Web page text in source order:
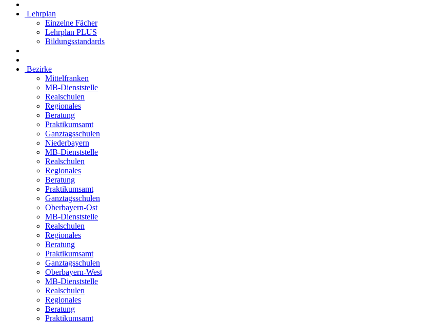
Lehrplan
Einzelne Fächer
Lehrplan PLUS
Bildungsstandards
Bezirke
Mittelfranken
MB-Dienststelle
Realschulen
Regionales
Beratung
Praktikumsamt
Ganztagsschulen
Niederbayern
MB-Dienststelle
Realschulen
Regionales
Beratung
Praktikumsamt
Ganztagsschulen
Oberbayern-Ost
MB-Dienststelle
Realschulen
Regionales
Beratung
Praktikumsamt
Ganztagsschulen
Oberbayern-West
MB-Dienststelle
Realschulen
Regionales
Beratung
Praktikumsamt